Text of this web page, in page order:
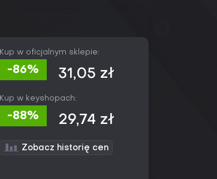
Kup w oficjalnym sklepie:
-86% 31,05 zł
Kup w keyshopach:
-88% 29,74 zł
Zobacz historię cen